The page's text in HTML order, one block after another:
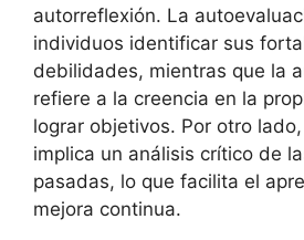
autorreflexión. La
individuos identificar sus
debilidades, mientras que la
refiere a la creencia en la
lograr objetivos. Por otro
implica un análisis crítico de
pasadas, lo que facilita el
mejora continua.